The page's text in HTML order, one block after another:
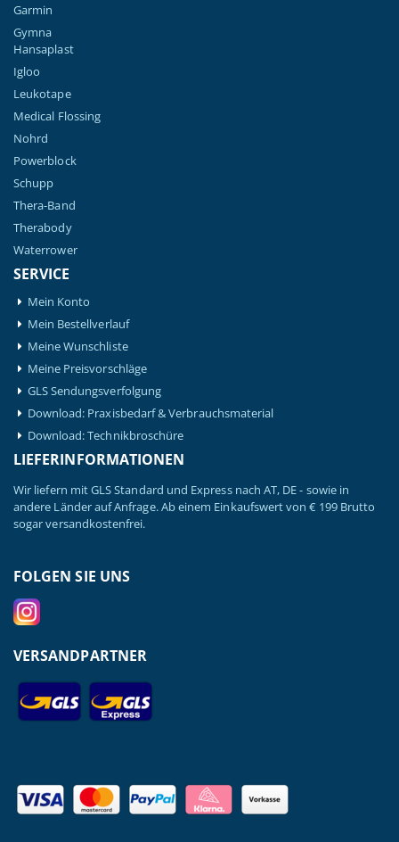
Garmin
Gymna
Hansaplast
Igloo
Leukotape
Medical Flossing
Nohrd
Powerblock
Schupp
Thera-Band
Therabody
Waterrower
SERVICE
Mein Konto
Mein Bestellverlauf
Meine Wunschliste
Meine Preisvorschläge
GLS Sendungsverfolgung
Download: Praxisbedarf & Verbrauchsmaterial
Download: Technikbroschüre
LIEFERINFORMATIONEN
Wir liefern mit GLS Standard und Express nach AT, DE - sowie in
andere Länder auf Anfrage. Ab einem Einkaufswert von € 199 Brutto
sogar versandkostenfrei.
FOLGEN SIE UNS
VERSANDPARTNER